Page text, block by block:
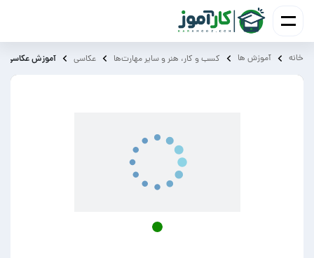
خانه آموزش ‌ها کسب و کار، هنر و سایر مهارت‌ها عکاسی آموزش عکاسی